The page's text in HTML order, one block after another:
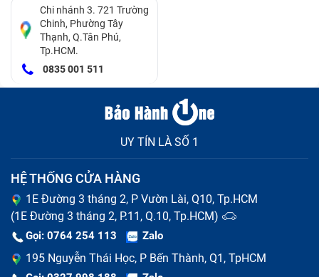
Dấu hiệu thay pin Samsung Galaxy F42
5G
Nếu bạn gặp một hoặc nhiều trong những dấu hiệu
dưới đây, đó có thể là biểu hiện rõ ràng của việc cần
thay pin. Trong trường hợp này, việc tham khảo ý kiến
của các người có kinh nghiệm hoặc đưa điện thoại
tín là lựa chọn tốt để kiểm tra và thay thế pin một cách
chính xác.
Dung lượng pin sử dụng ngày càng ngắn, yêu cầu
sạc điện thoại thường xuyên hơn.
Chi nhánh 3. 721 Trường
Chinh, Phường Tây
Thạnh, Q.Tân Phú,
Tp.HCM.
0835 001 511
UY TÍN LÀ SỐ 1
HỆ THỐNG CỬA HÀNG
1E Đường 3 tháng 2, P Vườn Lài, Q10, Tp.HCM
(1E Đường 3 tháng 2, P.11, Q.10, Tp.HCM)
Gọi: 0764 254 113 Zalo
195 Nguyễn Thái Học, P Bến Thành, Q1, TpHCM